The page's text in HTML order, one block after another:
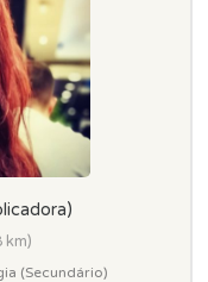
km)
(Secundário)